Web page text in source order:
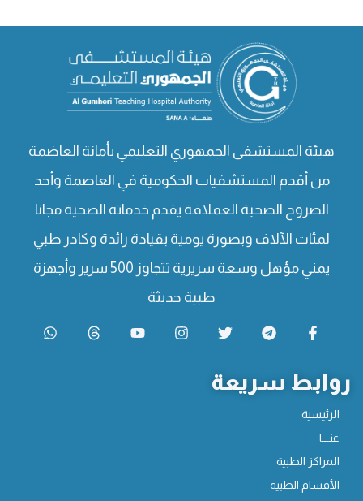
هيئة المستشفى الجمهوري التعليمي بأمانة العاضمة
من أقدم المستشفيات الحكومية في العاصمة وأحد
الصروح الصحية العملاقة يقدم خدماته الصحية مجانا
لمئات الآلاف وبصورة يومية بقيادة رائدة وكادر طبي
يمني مؤهل وسعة سريرية تتجاوز 500 سرير وأجهزة
طبية حديثة
روابط سريعة
الرئيسية
عنـــا
المراكز الطبية
الأقسام الطبية